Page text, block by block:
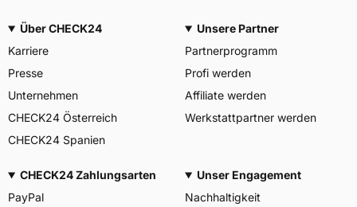
Allgemeine Produktsicherheit (GPSR)
APLUS, Qingdao China,
miranda@haohuature.com
corrado bergagna,
+8653267788373
Über CHECK24
Karriere
Presse
Unternehmen
CHECK24 Österreich
CHECK24 Spanien
Unsere Partner
Partnerprogramm
Profi werden
Affiliate werden
Werkstattpartner werden
CHECK24 Zahlungsarten
PayPal
Unser Engagement
Nachhaltigkeit